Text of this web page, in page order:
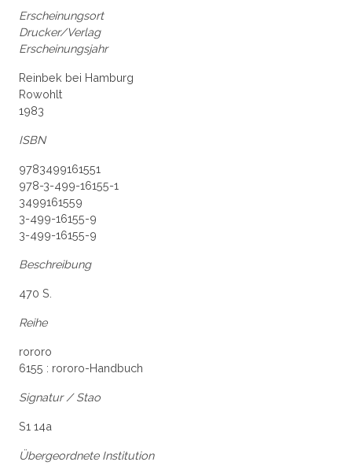
Erscheinungsort
Drucker/Verlag
Erscheinungsjahr
Reinbek bei Hamburg
Rowohlt
1983
ISBN
9783499161551
978-3-499-16155-1
3499161559
3-499-16155-9
3-499-16155-9
Beschreibung
470 S.
Reihe
rororo
6155 : rororo-Handbuch
Signatur / Stao
S1 14a
Übergeordnete Institution